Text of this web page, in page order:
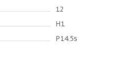
12
H1
P14.5s